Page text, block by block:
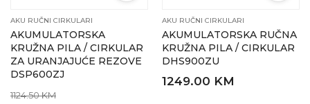
AKU RUČNI CIRKULARI
AKUMULATORSKA
KRUŽNA PILA / CIRKULAR
ZA URANJAJUĆE REZOVE
DSP600ZJ
1124.50 KM
AKU RUČNI CIRKULARI
AKUMULATORSKA RUČNA
KRUŽNA PILA / CIRKULAR
DHS900ZU
1249.00 KM